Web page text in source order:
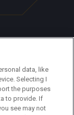
data, like
Selecting I
the purposes
to provide. If
see may not